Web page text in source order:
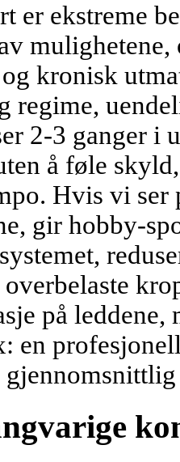
er ekstreme
kronisk
regime,
2-3 ganger i
å føle
Hvis vi ser
gir hobby-
på leddene,
en